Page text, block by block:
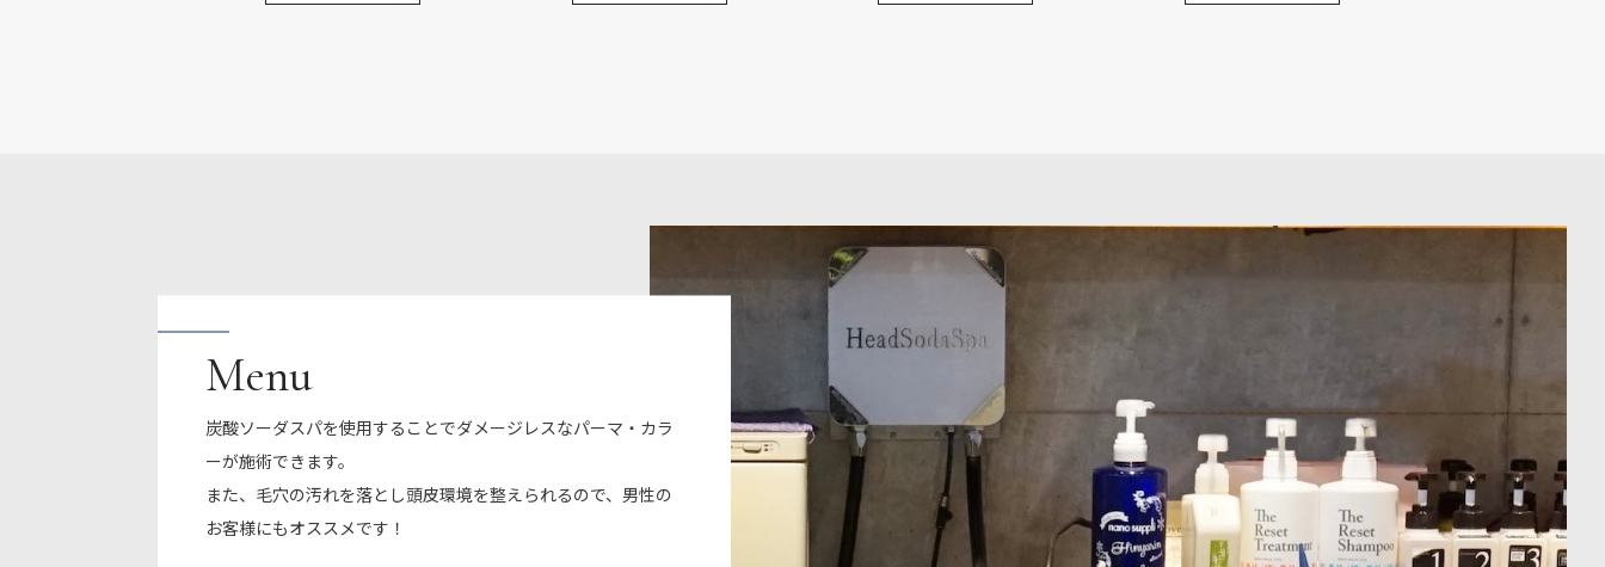
Menu
炭酸ソーダスパを使用することでダメージレスなパーマ・カラ
ーが施術できます。
また、毛穴の汚れを落とし頭皮環境を整えられるので、男性の
お客様にもオススメです！